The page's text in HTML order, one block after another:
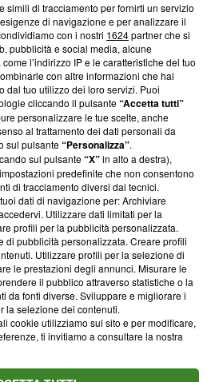
trasparenti su Blasting
e su come ci impegniamo a
afferma la nostra aderenza a
Blasting News non è
ma ha richiesto di farne
ancora effettuato una verifica di
Via Carlo Frasca, 3 - 6900
0690258937
simili di tracciamento per fornirti un servizio
di navigazione e per analizzare il
con i nostri 1624partner che si
pubblicità e social media, alcune
l’indirizzo IP e le caratteristiche del tuo
con altre informazioni che hai
dal tuo utilizzo dei loro servizi. Puoi
cliccando il pulsante“Accetta tutti”
personalizzare le tue scelte, anche
al trattamento dei dati personali da
sul pulsante“Personalizza”.
sul pulsante“X”in alto a destra),
predefinite che non consentono
di tracciamento diversi dai tecnici.
dati di navigazione per: Archiviare
Utilizzare dati limitati per la
profili per la pubblicità personalizzata.
di pubblicità personalizzata. Creare profili
Utilizzare profili per la selezione di
le prestazioni degli annunci. Misurare le
il pubblico attraverso statistiche o la
da fonti diverse. Sviluppare e migliorare i
la selezione dei contenuti.
cookie utilizziamo sul sito e per modificare,
ti invitiamo a consultare la nostra